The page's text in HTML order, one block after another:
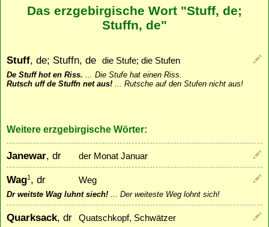
Das erzgebirgische Wort "Stuff, de;
Stuffn, de"
Stuff, de; Stuffn, de die Stufe; die Stufen
De Stuff hot en Riss. ... Die Stufe hat einen Riss.
Rutsch uff de Stuffn net aus! ... Rutsche auf den Stufen nicht aus!
Weitere erzgebirgische Wörter:
Janewar, dr der Monat Januar
Wag1, dr Weg
Dr weitste Wag luhnt siech! ... Der weiteste Weg lohnt sich!
Quarksack, dr Quatschkopf, Schwätzer